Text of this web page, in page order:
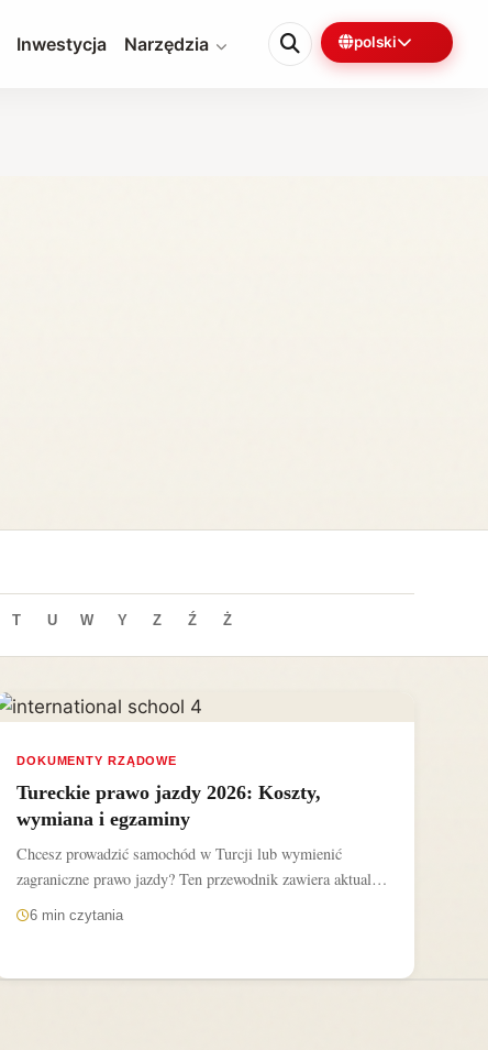
Inwestycja Narzędzia polski
T U W Y Z Ź Ż
DOKUMENTY RZĄDOWE
Tureckie prawo jazdy 2026: Koszty,
wymiana i egzaminy
Chcesz prowadzić samochód w Turcji lub wymienić
zagraniczne prawo jazdy? Ten przewodnik zawiera aktualne
opłaty na rok 2025,...
6 min czytania